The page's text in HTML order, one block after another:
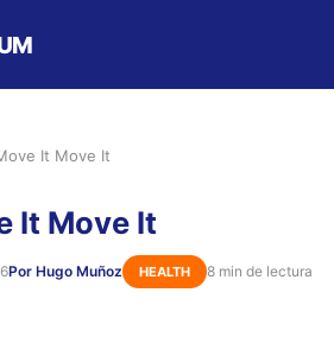
It Move It
It Move It
Por Hugo Muñoz HEALTH 8 min de lectura